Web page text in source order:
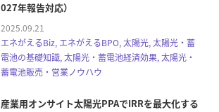
027年報告対応）
2025.09.21
エネがえるBiz, エネがえるBPO, 太陽光, 太陽光・蓄
電池の基礎知識, 太陽光・蓄電池経済効果, 太陽光・
蓄電池販売・営業ノウハウ
産業用オンサイト太陽光PPAでIRRを最大化する